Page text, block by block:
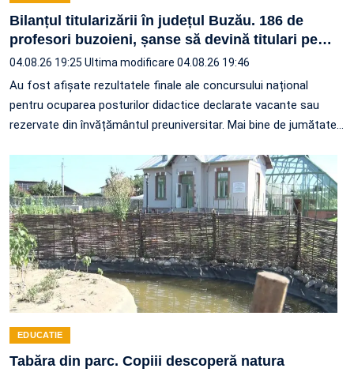
Bilanțul titularizării în județul Buzău. 186 de
profesori buzoieni, șanse să devină titulari pe…
04.08.26 19:25 Ultima modificare 04.08.26 19:46
Au fost afișate rezultatele finale ale concursului național
pentru ocuparea posturilor didactice declarate vacante sau
rezervate din învățământul preuniversitar. Mai bine de jumătate…
EDUCATIE
Tabăra din parc. Copiii descoperă natura